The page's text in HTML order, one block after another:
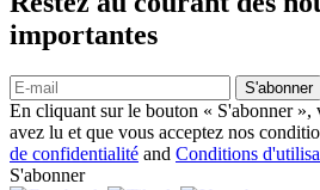
importantes
S'abonner
En cliquant sur le bouton « S'abonner »,
avez lu et que vous acceptez nos
de confidentialité and Conditions
S'abonner